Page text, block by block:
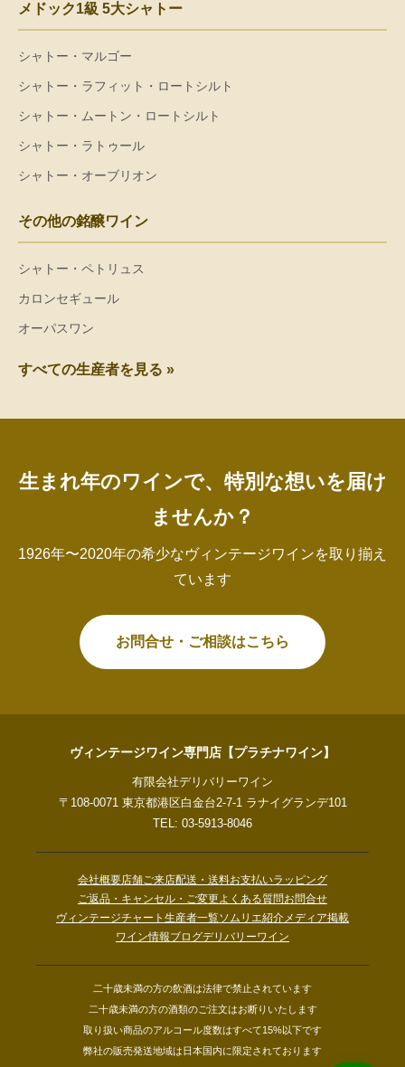
メドック1級 5大シャトー
シャトー・マルゴー
シャトー・ラフィット・ロートシルト
シャトー・ムートン・ロートシルト
シャトー・ラトゥール
シャトー・オーブリオン
その他の銘醸ワイン
シャトー・ペトリュス
カロンセギュール
オーパスワン
すべての生産者を見る »
生まれ年のワインで、特別な想いを届け
ませんか？
1926年〜2020年の希少なヴィンテージワインを取り揃え
ています
お問合せ・ご相談はこちら
ヴィンテージワイン専門店【プラチナワイン】
有限会社デリバリーワイン
〒108-0071 東京都港区白金台2-7-1 ラナイグランデ101
TEL: 03-5913-8046
会社概要店舗ご来店配送・送料お支払いラッピング
ご返品・キャンセル・ご変更よくある質問お問合せ
ヴィンテージチャート 生産者一覧ソムリエ紹介メディア掲載
ワイン情報ブログデリバリーワイン
二十歳未満の方の飲酒は法律で禁止されています
二十歳未満の方の酒類のご注文はお断りいたします
取り扱い商品のアルコール度数はすべて15%以下です
弊社の販売発送地域は日本国内に限定されております